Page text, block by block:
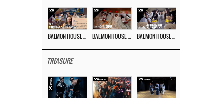
TREASURE